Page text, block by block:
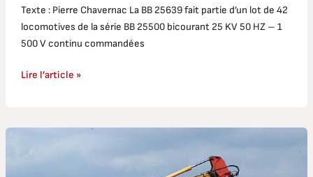
Texte : Pierre Chavernac La BB 25639 fait partie d’un lot de 42
locomotives de la série BB 25500 bicourant 25 KV 50 HZ – 1
500 V continu commandées
Lire l’article »